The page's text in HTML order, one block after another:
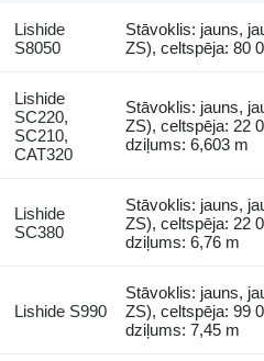
Lishide
S8050
Stāvoklis: jauns,
ZS), celtspēja: 80
Lishide
SC220,
SC210,
CAT320
Stāvoklis: jauns,
ZS), celtspēja: 22
dziļums: 6,603 m
Lishide
SC380
Stāvoklis: jauns,
ZS), celtspēja: 22
dziļums: 6,76 m
Lishide S990
Stāvoklis: jauns,
ZS), celtspēja: 99
dziļums: 7,45 m